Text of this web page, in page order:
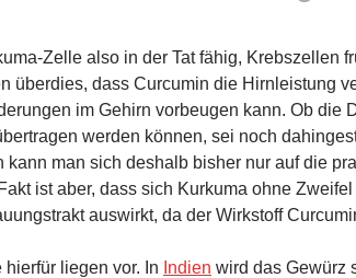
Zelle also in der Tat fähig, Krebszellen
überdies, dass Curcumin die Hirnleistung
im Gehirn vorbeugen kann. Ob die
werden können, sei noch
kann man sich deshalb bisher nur auf die
ist aber, dass sich Kurkuma ohne
auswirkt, da der Wirkstoff
liegen vor. In Indien wird das Gewürz